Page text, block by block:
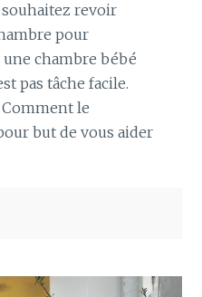
souhaitez revoir
pour
chambre bébé
pas tâche facile.
le
but de vous aider